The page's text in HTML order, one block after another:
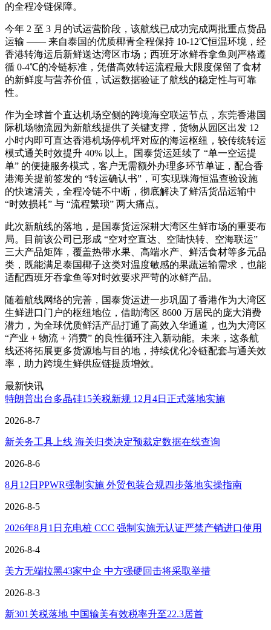
的全程冷链保障。
今年 2 至 3 月的试运营阶段，该航线已成功完成两批重点货品
运输 —— 来自泰国的优质椰青全程保持 10-12℃恒温环境，经
香港转海运后新鲜送达湾区市场；西班牙冰鲜吞拿鱼则严格遵
循 0-4℃的冷链标准，凭借高效转运流程最大限度保留了食材
的新鲜度与营养价值，试运数据验证了航线的稳定性与可靠
性。
作为全球首个直达机场空侧的跨境海空联运节点，东莞香港国
际机场物流园为新航线提供了关键支撑，货物从园区出发 12
小时内即可直达香港机场停机坪对应的海运枢纽，较传统转运
模式通关时效提升 40% 以上。国泰货运延续了 “单一空运提
单” 的便捷服务模式，客户无需额外办理多环节单证，配合香
港海关提前签发的 “转运确认书”，可实现珠海恒温查验设施
的快速清关，全程冷链不中断，彻底解决了鲜活货品运输中
“时效损耗” 与 “流程繁琐” 两大痛点。
此次新航线的落地，是国泰货运深耕大湾区生鲜市场的重要布
局。目前该公司已形成 “空对空直达、空陆快转、空海联运”
三大产品矩阵，覆盖热带水果、高端水产、鲜活食材等多元品
类，既能满足泰国椰子这类对温度敏感的果蔬运输需求，也能
适配西班牙吞拿鱼等对时效要求严苛的冰鲜产品。
随着航线网络的完善，国泰货运进一步巩固了香港作为大湾区
生鲜进口门户的枢纽地位，借助湾区 8600 万居民的庞大消费
潜力，为全球优质鲜活产品打通了高效入华通道，也为大湾区
“产业 + 物流 + 消费” 的良性循环注入新动能。未来，这条航
线还将拓展更多货源地与目的地，持续优化冷链配套与通关效
率，助力跨境生鲜供应链提质增效。
最新快讯
特朗普出台多晶硅15关税新规 12月4日正式落地实施
2026-8-7
新关务工具上线 海关归类决定预裁定数据在线查询
2026-8-6
8月12日PPWR强制实施 外贸包装合规四步落地实操指南
2026-8-5
2026年8月1日充电桩 CCC 强制实施无认证严禁产销进口使用
2026-8-4
美方无端拉黑43家中企 中方强硬回击将采取举措
2026-8-3
新301关税落地 中国输美有效税率升至22.3居首